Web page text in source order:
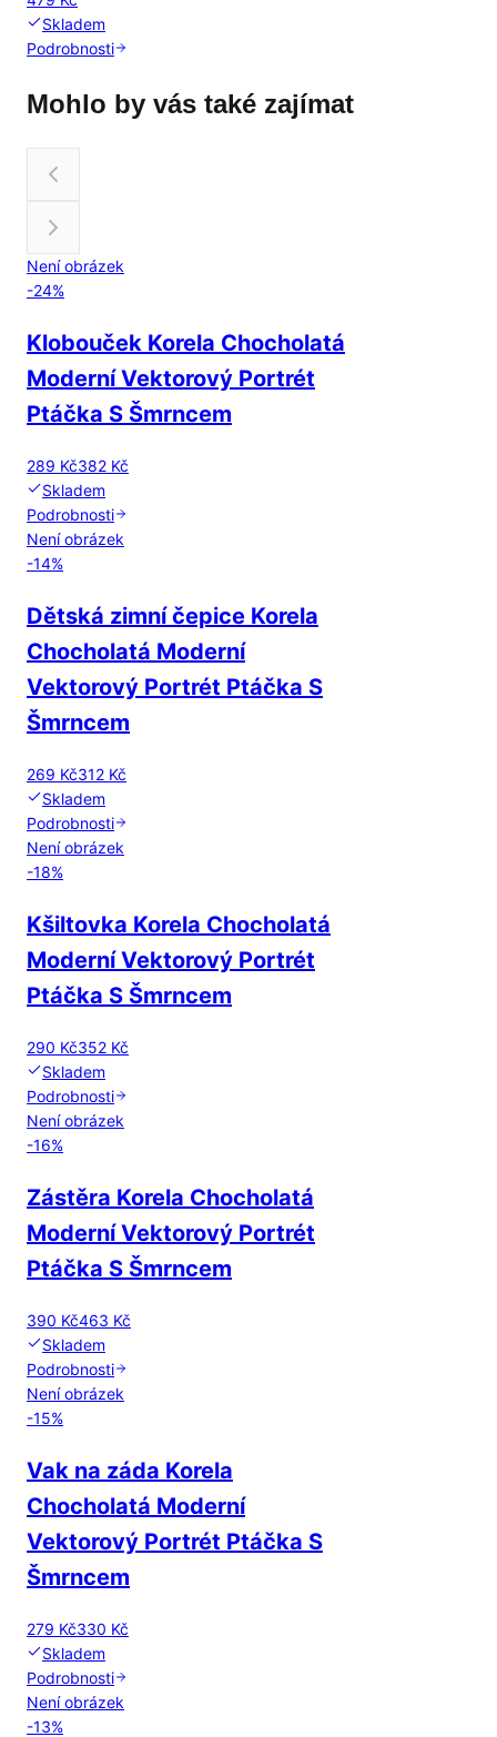
Skladem
Podrobnosti
Mohlo by vás také zajímat
Není obrázek
-24%
Klobouček Korela Chocholatá
Moderní Vektorový Portrét
Ptáčka S Šmrncem
289 Kč382 Kč
Skladem
Podrobnosti
Není obrázek
-14%
Dětská zimní čepice Korela
Chocholatá Moderní
Vektorový Portrét Ptáčka S
Šmrncem
269 Kč312 Kč
Skladem
Podrobnosti
Není obrázek
-18%
Kšiltovka Korela Chocholatá
Moderní Vektorový Portrét
Ptáčka S Šmrncem
290 Kč352 Kč
Skladem
Podrobnosti
Není obrázek
-16%
Zástěra Korela Chocholatá
Moderní Vektorový Portrét
Ptáčka S Šmrncem
390 Kč463 Kč
Skladem
Podrobnosti
Není obrázek
-15%
Vak na záda Korela
Chocholatá Moderní
Vektorový Portrét Ptáčka S
Šmrncem
279 Kč330 Kč
Skladem
Podrobnosti
Není obrázek
-13%